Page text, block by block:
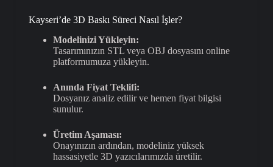
Kayseri’de 3D Baskı Süreci Nasıl İşler?
Modelinizi Yükleyin:
Tasarımınızın STL veya OBJ dosyasını online
platformumuza yükleyin.
Anında Fiyat Teklifi:
Dosyanız analiz edilir ve hemen fiyat bilgisi
sunulur.
Üretim Aşaması:
Onayınızın ardından, modeliniz yüksek
hassasiyetle 3D yazıcılarımızda üretilir.